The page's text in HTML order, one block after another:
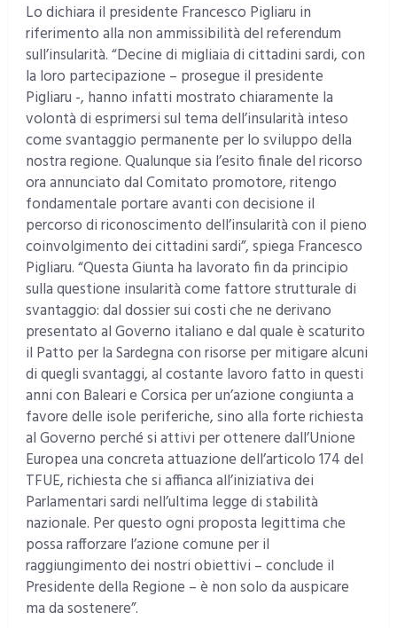
Lo dichiara il presidente Francesco Pigliaru in
riferimento alla non ammissibilità del referendum
sull’insularità. “Decine di migliaia di cittadini sardi, con
la loro partecipazione – prosegue il presidente
Pigliaru -, hanno infatti mostrato chiaramente la
volontà di esprimersi sul tema dell’insularità inteso
come svantaggio permanente per lo sviluppo della
nostra regione. Qualunque sia l’esito finale del ricorso
ora annunciato dal Comitato promotore, ritengo
fondamentale portare avanti con decisione il
percorso di riconoscimento dell’insularità con il pieno
coinvolgimento dei cittadini sardi”, spiega Francesco
Pigliaru. “Questa Giunta ha lavorato fin da principio
sulla questione insularità come fattore strutturale di
svantaggio: dal dossier sui costi che ne derivano
presentato al Governo italiano e dal quale è scaturito
il Patto per la Sardegna con risorse per mitigare alcuni
di quegli svantaggi, al costante lavoro fatto in questi
anni con Baleari e Corsica per un’azione congiunta a
favore delle isole periferiche, sino alla forte richiesta
al Governo perché si attivi per ottenere dall’Unione
Europea una concreta attuazione dell’articolo 174 del
TFUE, richiesta che si affianca all’iniziativa dei
Parlamentari sardi nell’ultima legge di stabilità
nazionale. Per questo ogni proposta legittima che
possa rafforzare l’azione comune per il
raggiungimento dei nostri obiettivi – conclude il
Presidente della Regione – è non solo da auspicare
ma da sostenere”.